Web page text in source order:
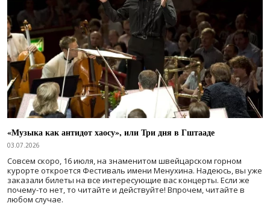
«Музыка как антидот хаосу», или Три дня в Гштааде
03.07.2026
Совсем скоро, 16 июля, на знаменитом швейцарском горном
курорте откроется Фестиваль имени Менухина. Надеюсь, вы уже
заказали билеты на все интересующие вас концерты. Если же
почему-то нет, то читайте и действуйте! Впрочем, читайте в
любом случае.